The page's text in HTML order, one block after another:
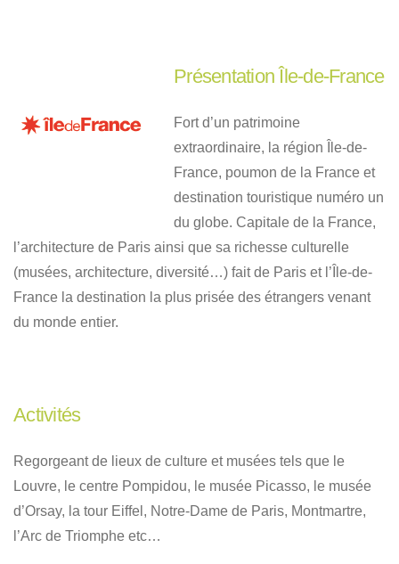
Présentation Île-de-France
Fort d’un patrimoine
extraordinaire, la région Île-de-
France, poumon de la France et
destination touristique numéro un
du globe. Capitale de la France,
l’architecture de Paris ainsi que sa richesse culturelle
(musées, architecture, diversité…) fait de Paris et l’Île-de-
France la destination la plus prisée des étrangers venant
du monde entier.
Activités
Regorgeant de lieux de culture et musées tels que le
Louvre, le centre Pompidou, le musée Picasso, le musée
d’Orsay, la tour Eiffel, Notre-Dame de Paris, Montmartre,
l’Arc de Triomphe etc…